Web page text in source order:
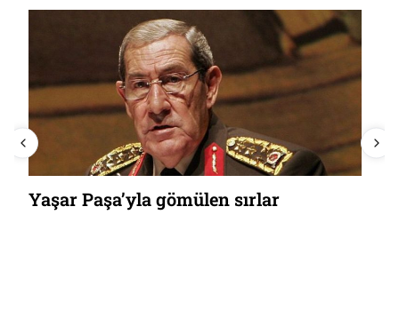
Yaşar Paşa’yla gömülen sırlar